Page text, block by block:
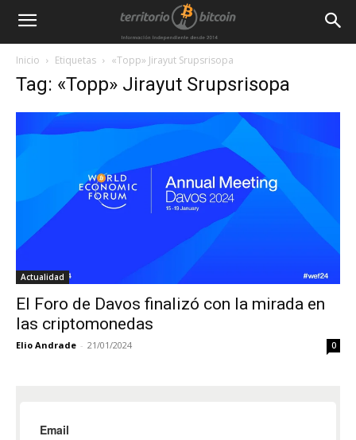
Inicio Etiquetas «Topp» Jirayut Srupsrisopa
Tag: «Topp» Jirayut Srupsrisopa
Actualidad
El Foro de Davos finalizó con la mirada en
las criptomonedas
Elio Andrade - 21/01/2024 0